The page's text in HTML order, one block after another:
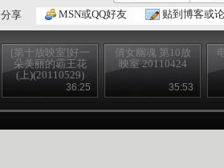
分享
MSN或QQ好友 贴到博客或
[第十放映室]好一
朵美丽的霸王花
(上)(20110529)
36:25
倩女幽魂 第10放
映室 20110424
35:53